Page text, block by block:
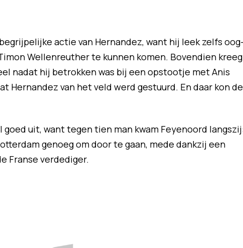
actie van Hernandez, want hij leek zelfs
Wellenreuther te kunnen komen. Bovendien kreeg
nadat hij betrokken was bij een opstootje met Anis
Hernandez van het veld werd gestuurd. En daar kon de
uit, want tegen tien man kwam Feyenoord
genoeg om door te gaan, mede dankzij een
Franse verdediger.